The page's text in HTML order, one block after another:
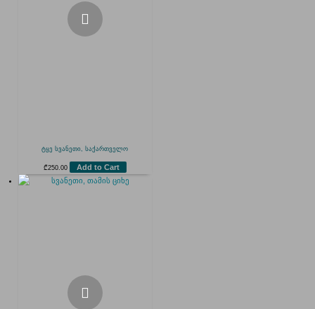
ტყე სვანეთი, საქართველო
₾250.00 Add to Cart